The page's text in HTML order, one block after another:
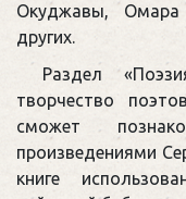
Окуджавы,
других.
Раздел
творчество
сможет
произведениями
книге